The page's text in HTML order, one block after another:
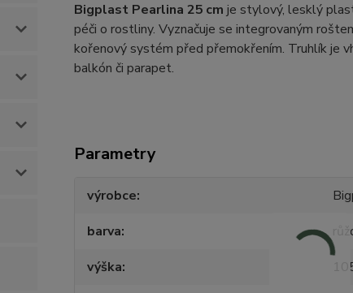
Bigplast Pearlina 25 cm je stylový, lesklý
péči o rostliny. Vyznačuje se integrovaným
kořenový systém před přemokřením. Truhlík je
balkón či parapet.
Parametry
výrobce
barva
výška